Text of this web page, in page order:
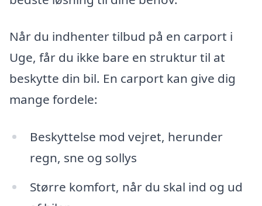
Når du indhenter tilbud på en carport i
Uge, får du ikke bare en struktur til at
beskytte din bil. En carport kan give dig
mange fordele:
Beskyttelse mod vejret, herunder
regn, sne og sollys
Større komfort, når du skal ind og ud